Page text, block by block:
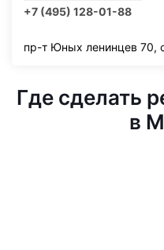
+7 (495) 128-01-88
пр-т Юных ленинцев 70,
Где сделать
в